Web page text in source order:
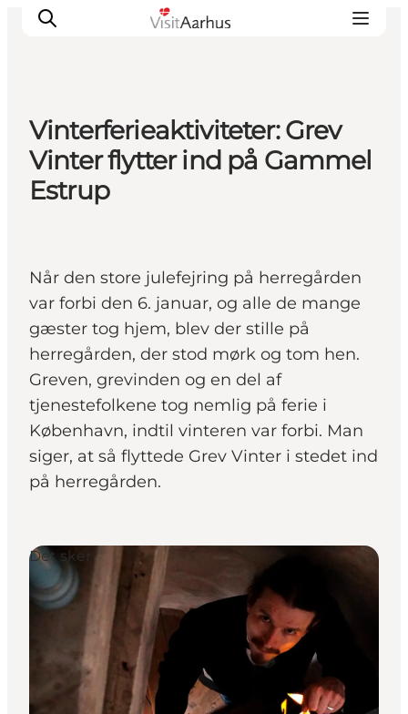
Oplevelser
Kalender
Byer og steder
Vinterferieaktiviteter: Grev
Vinter flytter ind på Gammel
Estrup
Når den store julefejring på herregården
var forbi den 6. januar, og alle de mange
gæster tog hjem, blev der stille på
herregården, der stod mørk og tom hen.
Greven, grevinden og en del af
tjenestefolkene tog nemlig på ferie i
København, indtil vinteren var forbi. Man
siger, at så flyttede Grev Vinter i stedet ind
på herregården.
Det sker